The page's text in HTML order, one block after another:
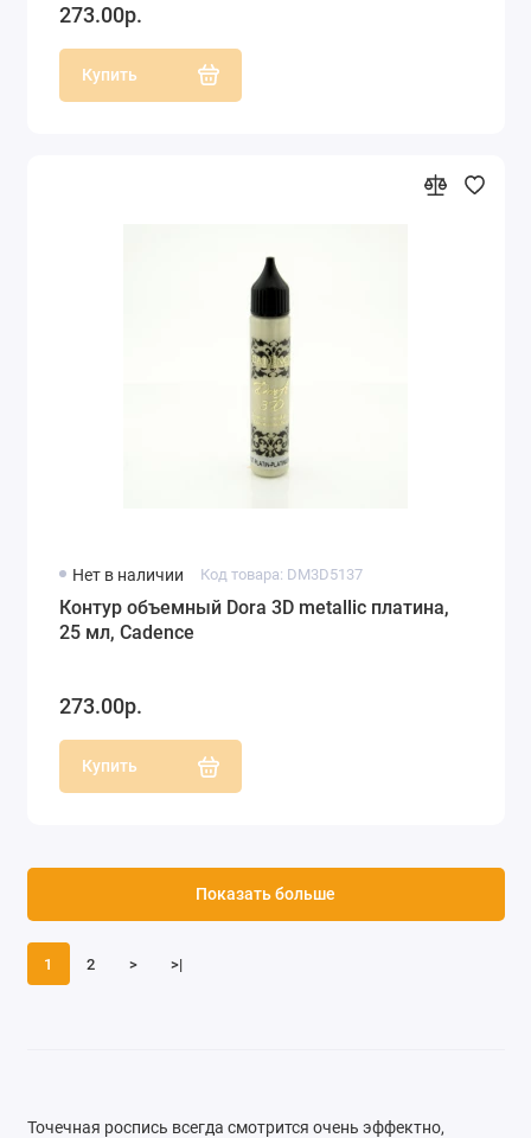
273.00р.
Купить
Нет в наличии Код товара: DM3D5137
Контур объемный Dora 3D metallic платина,
25 мл, Cadence
273.00р.
Купить
1 2 > >|
Показать больше
Точечная роспись всегда смотрится очень эффектно,